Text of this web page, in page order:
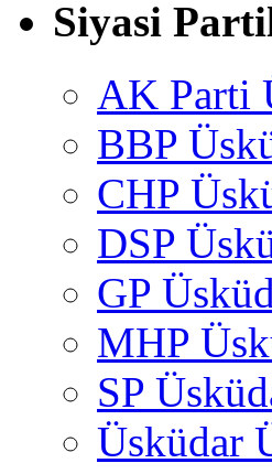
Siyasi
AK Parti
BBP
CHP
DSP
GP
MHP
SP
Üsküdar